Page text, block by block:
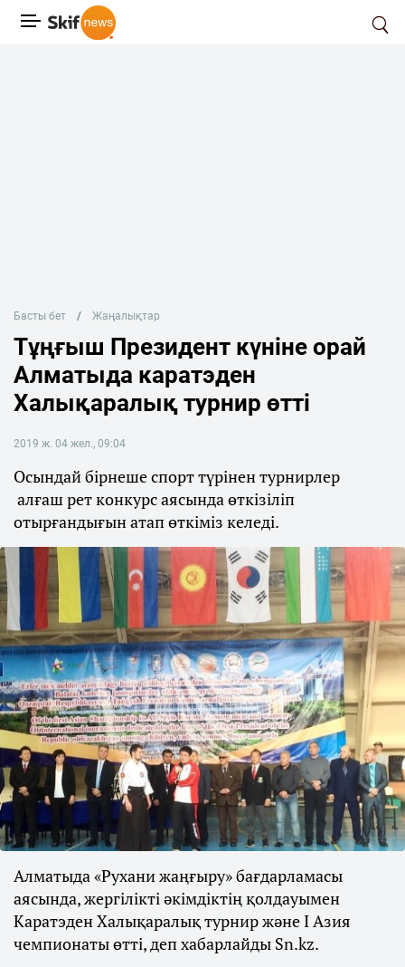
Басты бет Жаңалықтар
Тұңғыш Президент күніне орай
Алматыда каратэден
Халықаралық турнир өтті
2019 ж. 04 жел., 09:04
Осындай бірнеше спорт түрінен турнирлер
алғаш рет конкурс аясында өткізіліп
отырғандығын атап өткіміз келеді.
Алматыда «Рухани жаңғыру» бағдарламасы
аясында, жергілікті әкімдіктің қолдауымен
Каратэден Халықаралық турнир және I Азия
чемпионаты өтті, деп хабарлайды Sn.kz.